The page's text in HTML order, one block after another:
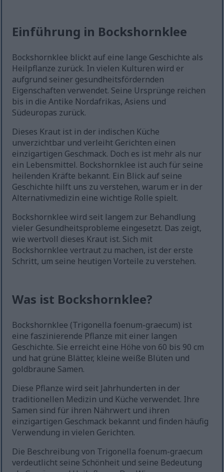
Einführung in Bockshornklee
Bockshornklee blickt auf eine lange Geschichte als
Heilpflanze zurück. In vielen Kulturen wird er
aufgrund seiner gesundheitsfördernden
Eigenschaften verwendet. Seine Ursprünge reichen
bis in die Antike Nordafrikas, Asiens und
Südeuropas zurück.
Dieses Kraut ist in der indischen Küche
unverzichtbar und verleiht Gerichten einen
einzigartigen Geschmack. Doch es ist mehr als nur
ein Lebensmittel. Bockshornklee ist auch für seine
heilenden Kräfte bekannt. Ein Blick auf seine
Geschichte hilft uns zu verstehen, warum er in der
Alternativmedizin eine wichtige Rolle spielt.
Bockshornklee wird seit langem zur Behandlung
vieler Gesundheitsprobleme eingesetzt. Das zeigt,
wie wertvoll dieses Kraut ist. Sich mit
Bockshornklee vertraut zu machen, ist der erste
Schritt, um seine heutigen Vorteile zu verstehen.
Was ist Bockshornklee?
Bockshornklee (Trigonella foenum-graecum) ist
eine faszinierende Pflanze mit einer langen
Geschichte. Sie erreicht eine Höhe von 60 bis 90 cm
und hat grüne Blätter, kleine weiße Blüten und
goldbraune Samen.
Diese Pflanze wird seit Jahrhunderten in der
traditionellen Medizin und Küche verwendet. Ihre
Samen sind für ihren Nährwert und ihren
einzigartigen Geschmack bekannt und finden häufig
Verwendung in vielen Gerichten.
Die Beschreibung von Trigonella foenum-graecum
verdeutlicht seine Schönheit und seine Bedeutung